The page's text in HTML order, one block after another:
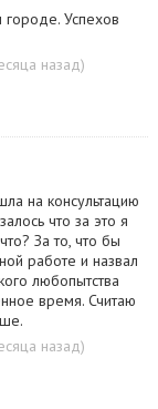
Успехов
назад)
на консультацию
что за это я
За то, что бы
работе и назвал
любопытства
время. Считаю
назад)